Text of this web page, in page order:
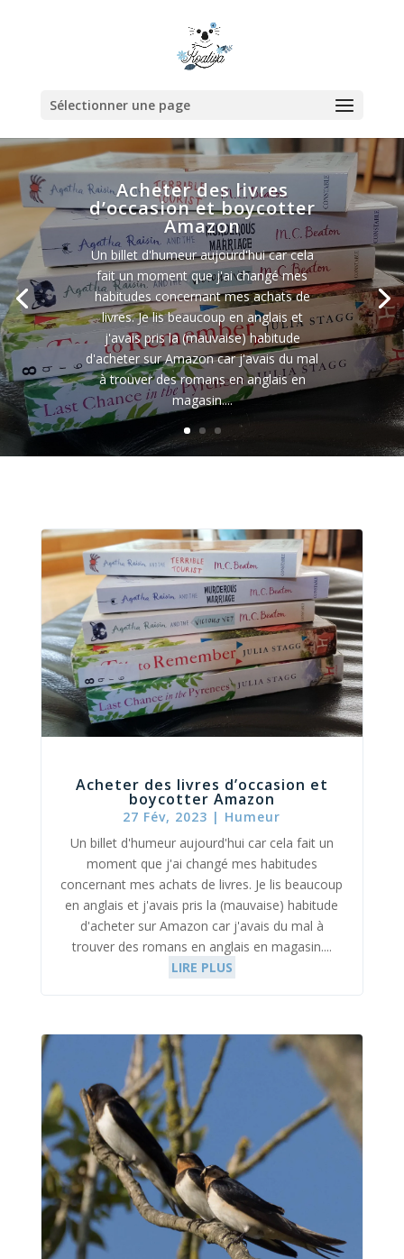
Sélectionner une page
Acheter des livres
d’occasion et boycotter
Amazon
Un billet d'humeur aujourd'hui car cela
fait un moment que j'ai changé mes
habitudes concernant mes achats de
livres. Je lis beaucoup en anglais et
j'avais pris la (mauvaise) habitude
d'acheter sur Amazon car j'avais du mal
à trouver des romans en anglais en
magasin....
Acheter des livres d’occasion et
boycotter Amazon
27 Fév, 2023 | Humeur
Un billet d'humeur aujourd'hui car cela fait un
moment que j'ai changé mes habitudes
concernant mes achats de livres. Je lis beaucoup
en anglais et j'avais pris la (mauvaise) habitude
d'acheter sur Amazon car j'avais du mal à
trouver des romans en anglais en magasin....
LIRE PLUS